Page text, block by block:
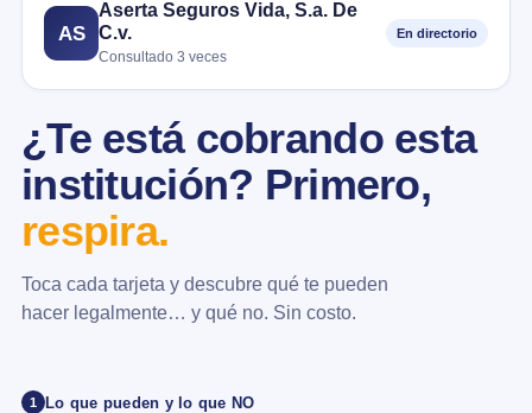
AS
Aserta Seguros Vida, S.a. De
C.v.
Consultado 3 veces
En directorio
¿Te está cobrando esta
institución? Primero,
respira.
Toca cada tarjeta y descubre qué te pueden
hacer legalmente… y qué no. Sin costo.
1 Lo que pueden y lo que NO